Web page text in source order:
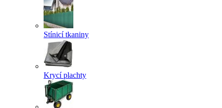
Stínicí tkaniny
Krycí plachty